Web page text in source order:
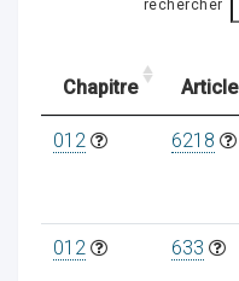
rechercher
Chapitre Article
012 6218
012 633